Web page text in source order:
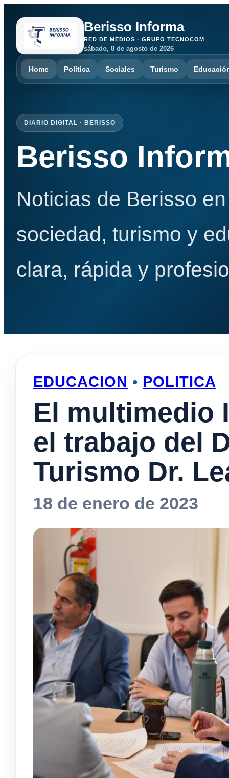
Berisso Informa
RED DE MEDIOS · GRUPO TECNOCOM
sábado, 8 de agosto de 2026
Home Política Sociales Turismo
DIARIO DIGITAL · BERISSO
Berisso
Noticias de Berisso
sociedad, turismo y
clara, rápida y
EDUCACION • POLITICA
El multimedio
el trabajo del
Turismo Dr.
18 de enero de 2023